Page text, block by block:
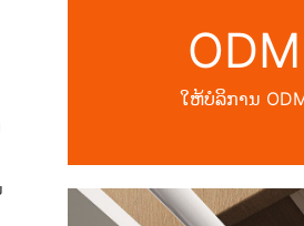
ODM
ໃຫ້ບໍລິການ